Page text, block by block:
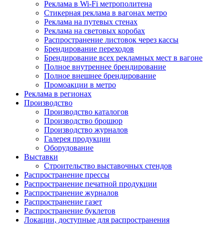
Реклама в Wi-Fi метрополитена
Стикерная реклама в вагонах метро
Реклама на путевых стенах
Реклама на световых коробах
Распространение листовок через кассы
Брендирование переходов
Брендирование всех рекламных мест в вагоне
Полное внутреннее брендирование
Полное внешнее брендирование
Промоакции в метро
Реклама в регионах
Производство
Производство каталогов
Производство брошюр
Производство журналов
Галерея продукции
Оборудование
Выставки
Строительство выставочных стендов
Распространение прессы
Распространение печатной продукции
Распространение журналов
Распространение газет
Распространение буклетов
Локации, доступные для распространения